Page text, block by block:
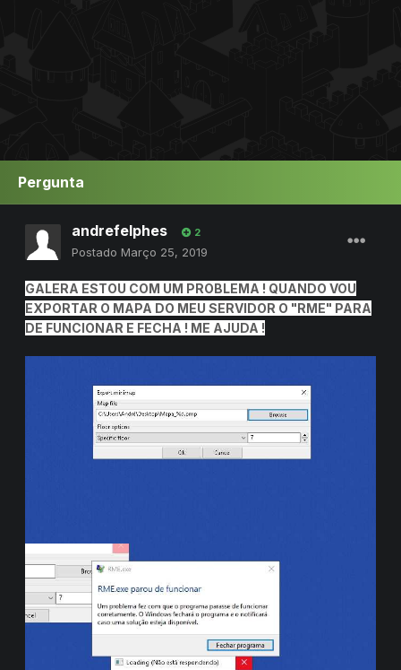
Pergunta
andrefelphes 2
Postado Março 25, 2019
GALERA ESTOU COM UM PROBLEMA ! QUANDO VOU
EXPORTAR O MAPA DO MEU SERVIDOR O "RME" PARA
DE FUNCIONAR E FECHA ! ME AJUDA !